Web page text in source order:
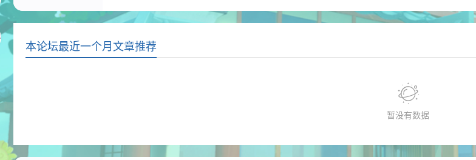
本论坛最近一个月文章推荐
暂没有数据